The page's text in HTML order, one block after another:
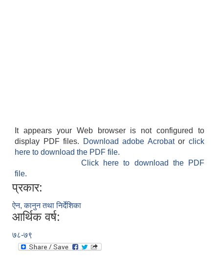
It appears your Web browser is not configured to
display PDF files.
Download adobe Acrobatorclick
here to download the PDF file.
Click here to download the PDF
file.
प्रकार:
ऐन, कानुन तथा निर्देशिका
आर्थिक वर्ष:
७८-७९